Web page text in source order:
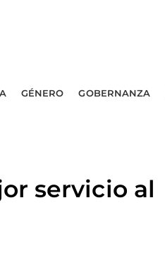
GÉNERO GOBERNANZA
servicio al